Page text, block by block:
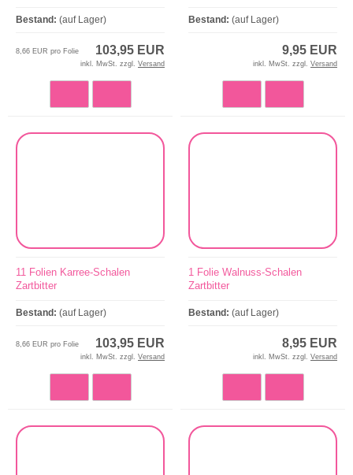
Bestand: (auf Lager)
103,95 EUR
8,66 EUR pro Folie
inkl. MwSt. zzgl. Versand
Bestand: (auf Lager)
9,95 EUR
inkl. MwSt. zzgl. Versand
11 Folien Karree-Schalen
Zartbitter
Bestand: (auf Lager)
103,95 EUR
8,66 EUR pro Folie
inkl. MwSt. zzgl. Versand
1 Folie Walnuss-Schalen
Zartbitter
Bestand: (auf Lager)
8,95 EUR
inkl. MwSt. zzgl. Versand